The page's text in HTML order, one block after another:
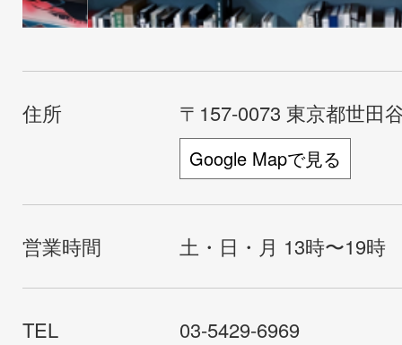
住所 〒157-0073 東京都世田
Google Mapで見る
営業時間 土・日・月 13時〜19時
TEL 03-5429-6969